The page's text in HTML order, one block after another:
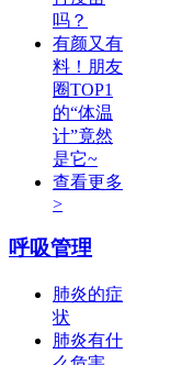
吗？
有颜又有
料！朋友
圈TOP1
的“体温
计”竟然
是它~
查看更多
>
呼吸管理
肺炎的症
状
肺炎有什